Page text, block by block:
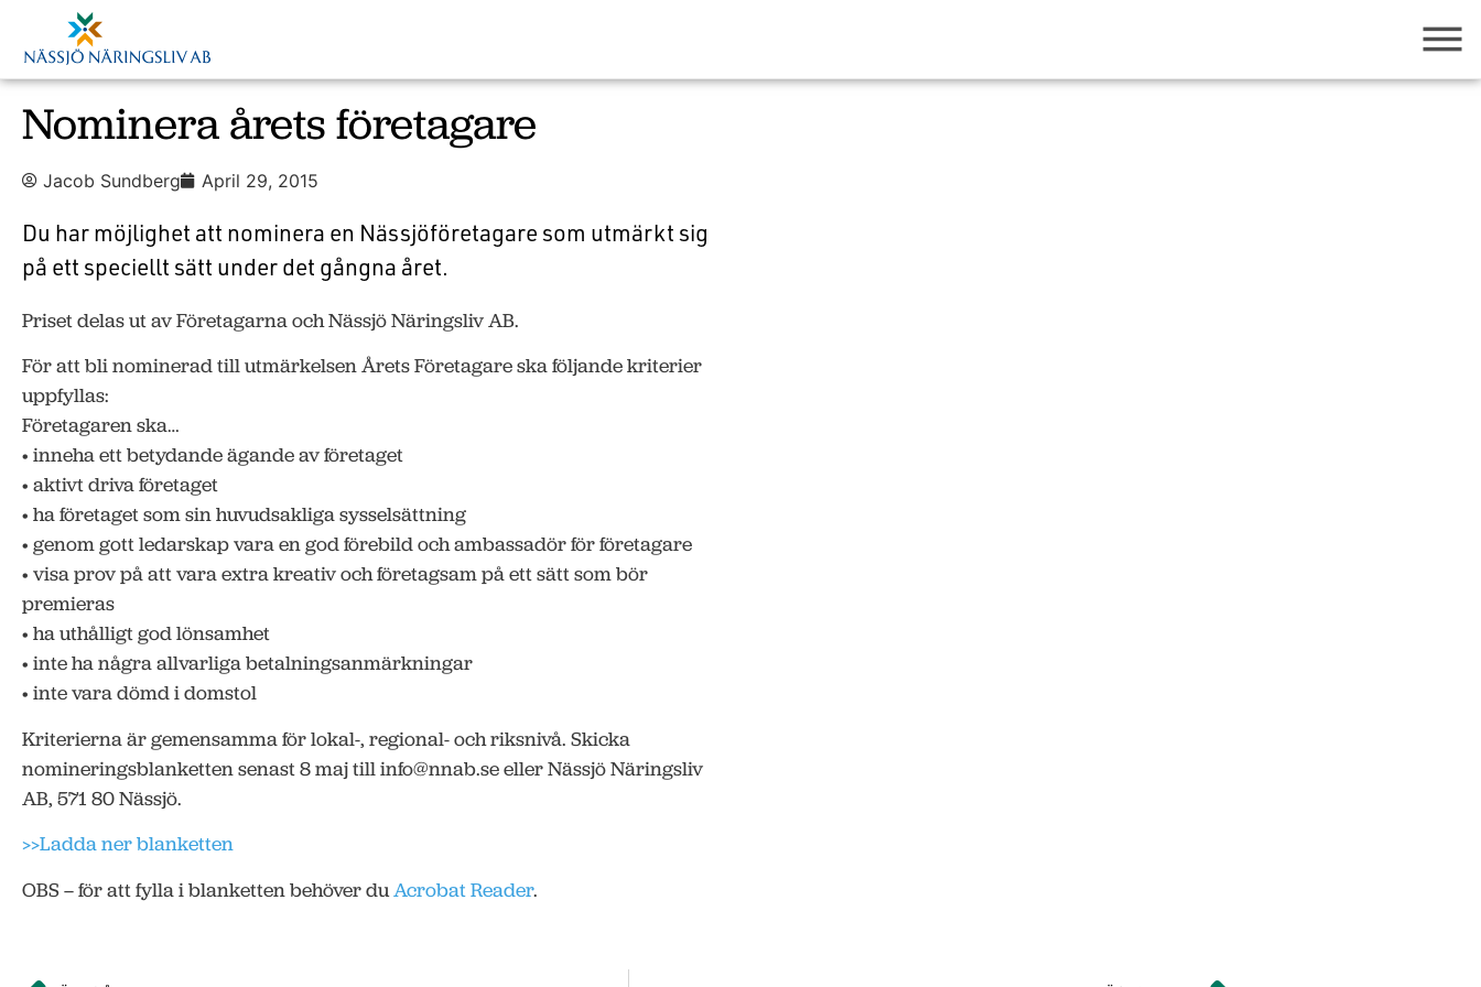
Nominera årets företagare
Jacob Sundberg April 29, 2015
Du har möjlighet att nominera en Nässjöföretagare som utmärkt sig
på ett speciellt sätt under det gångna året.
Priset delas ut av Företagarna och Nässjö Näringsliv AB.
För att bli nominerad till utmärkelsen Årets Företagare ska följande kriterier
uppfyllas:
Företagaren ska…
• inneha ett betydande ägande av företaget
• aktivt driva företaget
• ha företaget som sin huvudsakliga sysselsättning
• genom gott ledarskap vara en god förebild och ambassadör för företagare
• visa prov på att vara extra kreativ och företagsam på ett sätt som bör
premieras
• ha uthålligt god lönsamhet
• inte ha några allvarliga betalningsanmärkningar
• inte vara dömd i domstol
Kriterierna är gemensamma för lokal-, regional- och riksnivå. Skicka
nomineringsblanketten senast 8 maj till info@nnab.se eller Nässjö Näringsliv
AB, 571 80 Nässjö.
>>Ladda ner blanketten
OBS – för att fylla i blanketten behöver duAcrobat Reader.